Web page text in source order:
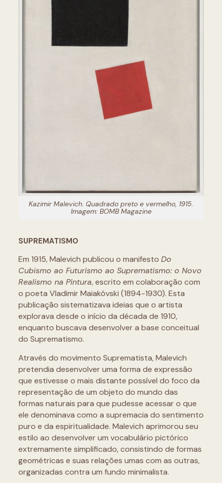
Kazimir Malevich. Quadrado preto e vermelho, 1915.
Imagem: BOMB Magazine
SUPREMATISMO
Em 1915, Malevich publicou o manifesto Do
Cubismo ao Futurismo ao Suprematismo: o Novo
Realismo na Pintura, escrito em colaboração com
o poeta Vladimir Maiakóvski (1894-1930). Esta
publicação sistematizava ideias que o artista
explorava desde o início da década de 1910,
enquanto buscava desenvolver a base conceitual
do Suprematismo.
Através do movimento Suprematista, Malevich
pretendia desenvolver uma forma de expressão
que estivesse o mais distante possível do foco da
representação de um objeto do mundo das
formas naturais para que pudesse acessar o que
ele denominava como a supremacia do sentimento
puro e da espiritualidade. Malevich aprimorou seu
estilo ao desenvolver um vocabulário pictórico
extremamente simplificado, consistindo de formas
geométricas e suas relações umas com as outras,
organizadas contra um fundo minimalista.